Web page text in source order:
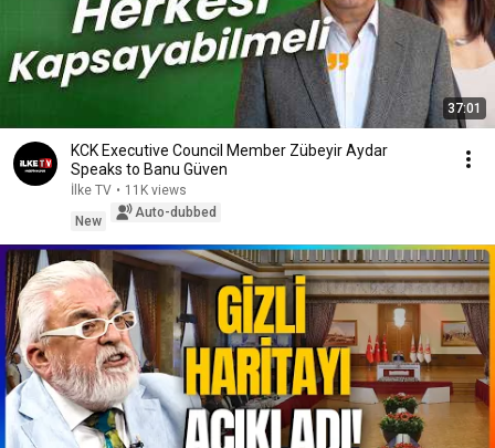
37:01
KCK Executive Council Member Zübeyir Aydar
Speaks to Banu Güven
İlke TV • 11K views
New
Auto-dubbed